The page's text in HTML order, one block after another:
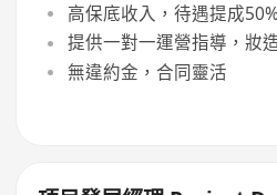
高保底收入，待遇提成
提供一對一運營指導，妝
無違約金，合同靈活